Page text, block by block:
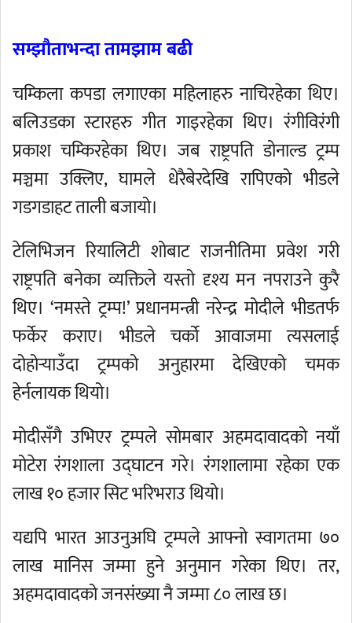
सम्झौताभन्दा तामझाम बढी
चम्किला कपडा लगाएका महिलाहरु नाचिरहेका थिए।
बलिउडका स्टारहरु गीत गाइरहेका थिए। रंगीविरंगी
प्रकाश चम्किरहेका थिए। जब राष्ट्रपति डोनाल्ड ट्रम्प
मञ्चमा उक्लिए, घामले धेरैबेरदेखि रापिएको भीडले
गडगडाहट ताली बजायो।
टेलिभिजन रियालिटी शोबाट राजनीतिमा प्रवेश गरी
राष्ट्रपति बनेका व्यक्तिले यस्तो दृश्य मन नपराउने कुरै
थिए। ‘नमस्ते ट्रम्प!’ प्रधानमन्त्री नरेन्द्र मोदीले भीडतर्फ
फर्केर कराए। भीडले चर्को आवाजमा त्यसलाई
दोहोर्‍याउँदा ट्रम्पको अनुहारमा देखिएको चमक
हेर्नलायक थियो।
मोदीसँगै उभिएर ट्रम्पले सोमबार अहमदावादको नयाँ
मोटेरा रंगशाला उद्घाटन गरे। रंगशालामा रहेका एक
लाख १० हजार सिट भरिभराउ थियो।
यद्यपि भारत आउनुअघि ट्रम्पले आफ्नो स्वागतमा ७०
लाख मानिस जम्मा हुने अनुमान गरेका थिए। तर,
अहमदावादको जनसंख्या नै जम्मा ८० लाख छ।